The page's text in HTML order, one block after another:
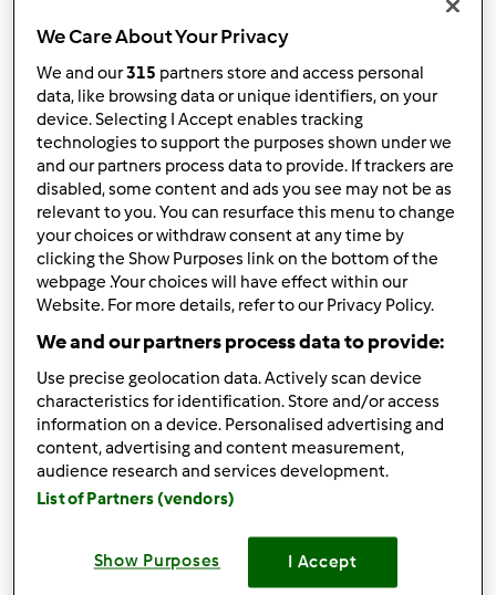
Obserwuj Block
kimte
Aktualna liczba punktów użytkownika: 28
Przepisy(0)
Pokaż więcej
We Care About Your Privacy
We and our315 partners store and access personal
data, like browsing data or unique identifiers, on your
device. Selecting I Accept enables tracking
technologies to support the purposes shown under we
and our partners process data to provide. If trackers are
disabled, some content and ads you see may not be as
relevant to you. You can resurface this menu to change
your choices or withdraw consent at any time by
clicking the Show Purposes link on the bottom of the
webpage .Your choices will have effect within our
Website. For more details, refer to our Privacy Policy.
We and our partners process data to provide:
Use precise geolocation data. Actively scan device
characteristics for identification. Store and/or access
information on a device. Personalised advertising and
content, advertising and content measurement,
audience research and services development.
List of Partners (vendors)
Show Purposes I Accept